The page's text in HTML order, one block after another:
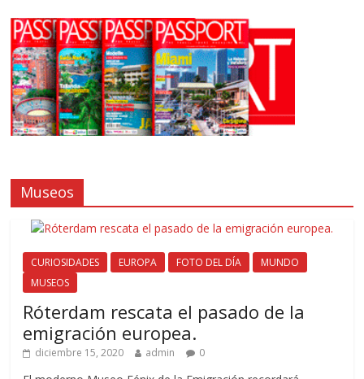
Museos
CURIOSIDADES EUROPA FOTO DEL DÍA
MUNDO
MUSEOS
Róterdam rescata el pasado de la
emigración europea.
diciembre 15, 2020 admin 0